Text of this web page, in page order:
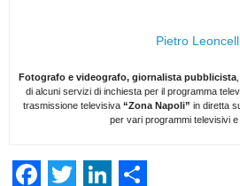
Pietro
Fotografo e videografo, giornalista pubblicista
di alcuni servizi di inchiesta per il programma
trasmissione televisiva “Zona Napoli” in diretta
per vari programmi televisivi e